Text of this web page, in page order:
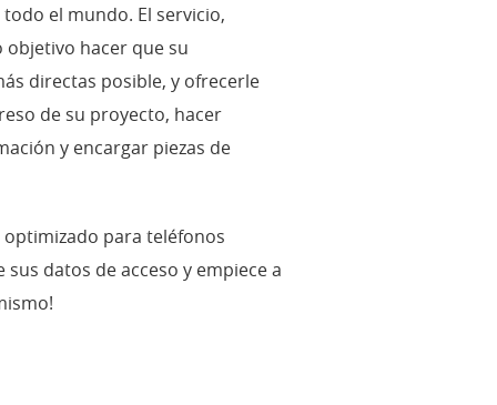
el mundo. El servicio,
objetivo hacer que su
directas posible, y ofrecerle
de su proyecto, hacer
y encargar piezas de
para teléfonos
datos de acceso y empiece a